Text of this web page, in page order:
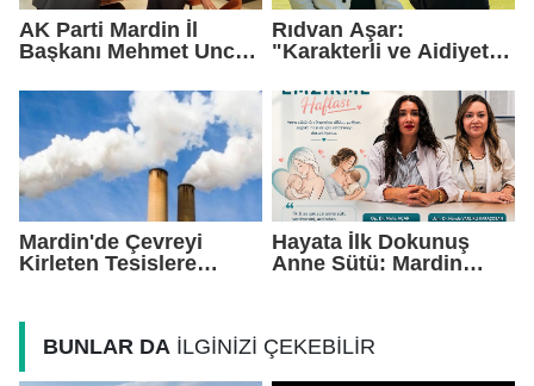
AK Parti Mardin İl
Başkanı Mehmet Uncu:
Geleceğimizi
Korumaktır"
Rıdvan Aşar:
"Karakterli ve Aidiyet
Kadro Kuruyoruz"
Mardin'de Çevreyi
Kirleten Tesislere
Hayata İlk Dokunuş
Anne Sütü: Mardin
BUNLAR DA İLGİNİZİ ÇEKEBİLİR